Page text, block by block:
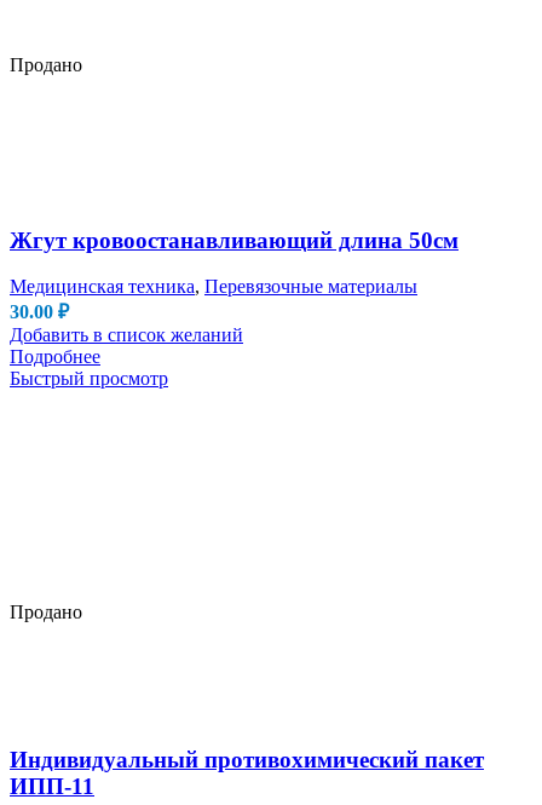
Продано
Продано
Жгут кровоостанавливающий длина 50см
Медицинская техника, Перевязочные материалы
30.00 ₽
Добавить в список желаний
Подробнее
Быстрый просмотр
Индивидуальный противохимический пакет
ИПП-11